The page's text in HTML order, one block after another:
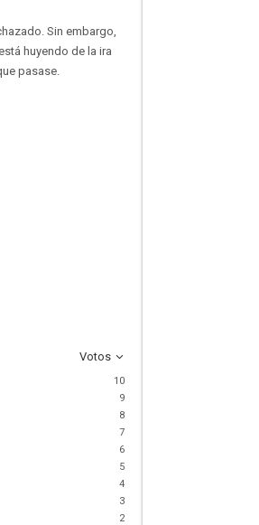
Sin embargo,
huyendo de la ira
pasase.
Votos
10
9
8
7
6
5
4
3
2